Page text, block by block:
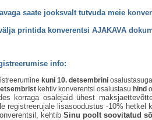
saate jooksvalt tutvuda meie
printida konverentsi AJAKAVA
info:
kuni 10. detsembrini osalustasuga
kehtiv konverentsi osalustasu hind
korraga osalejaid ühest
registreerujale lisasoodustus -10% hetkel
kehtib Sinu poolt soovitatud